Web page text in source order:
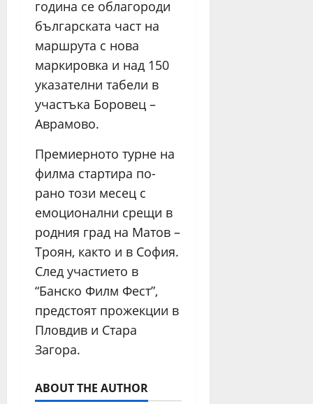
година се облагороди
българската част на
маршрута с нова
маркировка и над 150
указателни табели в
участъка Боровец –
Аврамово.
Премиерното турне на
филма стартира по-
рано този месец с
емоционални срещи в
родния град на Матов –
Троян, както и в София.
След участието в
“Банско Филм Фест”,
предстоят прожекции в
Пловдив и Стара
Загора.
ABOUT THE AUTHOR